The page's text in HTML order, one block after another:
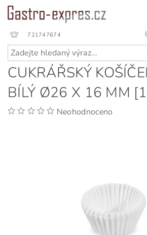
721747674
CUKRÁŘSKÝ
BÍLÝ Ø26 X 16 MM
Neohodnoceno